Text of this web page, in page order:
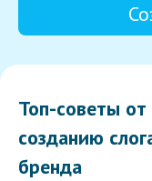
Топ-советы от
созданию
бренда